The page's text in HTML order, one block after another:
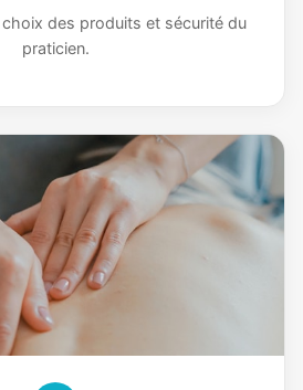
des produits et sécurité du
praticien.